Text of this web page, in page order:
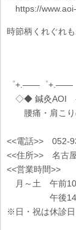
https://
時節柄くれぐれ
゜+.――゜
◇◆ 鍼灸AOI
腰痛・肩こり
<<電話>> 052-
<<住所>> 名古
<<営業時間>>
月～土 午前
午後14:30
※日・祝は休診日